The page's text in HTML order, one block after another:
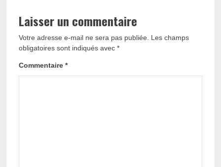
Laisser un commentaire
Votre adresse e-mail ne sera pas publiée.
Les champs
obligatoires sont indiqués avec*
Commentaire*